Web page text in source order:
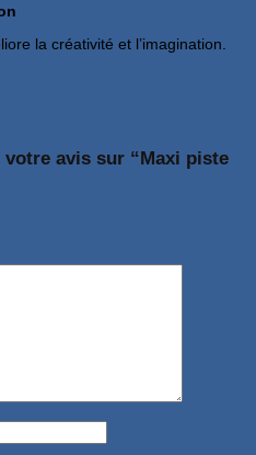
la créativité et l’imagination.
avis sur “Maxi piste